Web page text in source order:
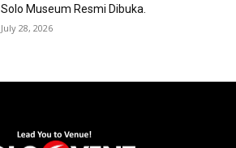
Solo Museum Resmi Dibuka.
July 28, 2026